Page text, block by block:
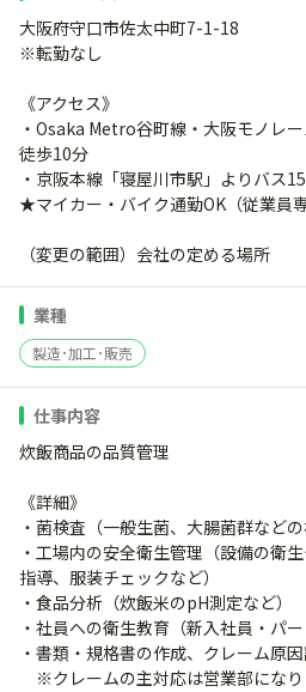
大阪府守口市佐太中町7-1-18
※転勤なし
《アクセス》
・Osaka Metro谷町線・大阪モノレ
徒歩10分
・京阪本線「寝屋川市駅」よりバス
★マイカー・バイク通勤OK（従業員
（変更の範囲）会社の定める場所
業種
製造･加工･販売
仕事内容
炊飯商品の品質管理
《詳細》
・菌検査（一般生菌、大腸菌群などの
・工場内の安全衛生管理（設備の衛
指導、服装チェックなど）
・食品分析（炊飯米のpH測定など）
・社員への衛生教育（新入社員・パー
・書類・規格書の作成、クレーム原
※クレームの主対応は営業部になり